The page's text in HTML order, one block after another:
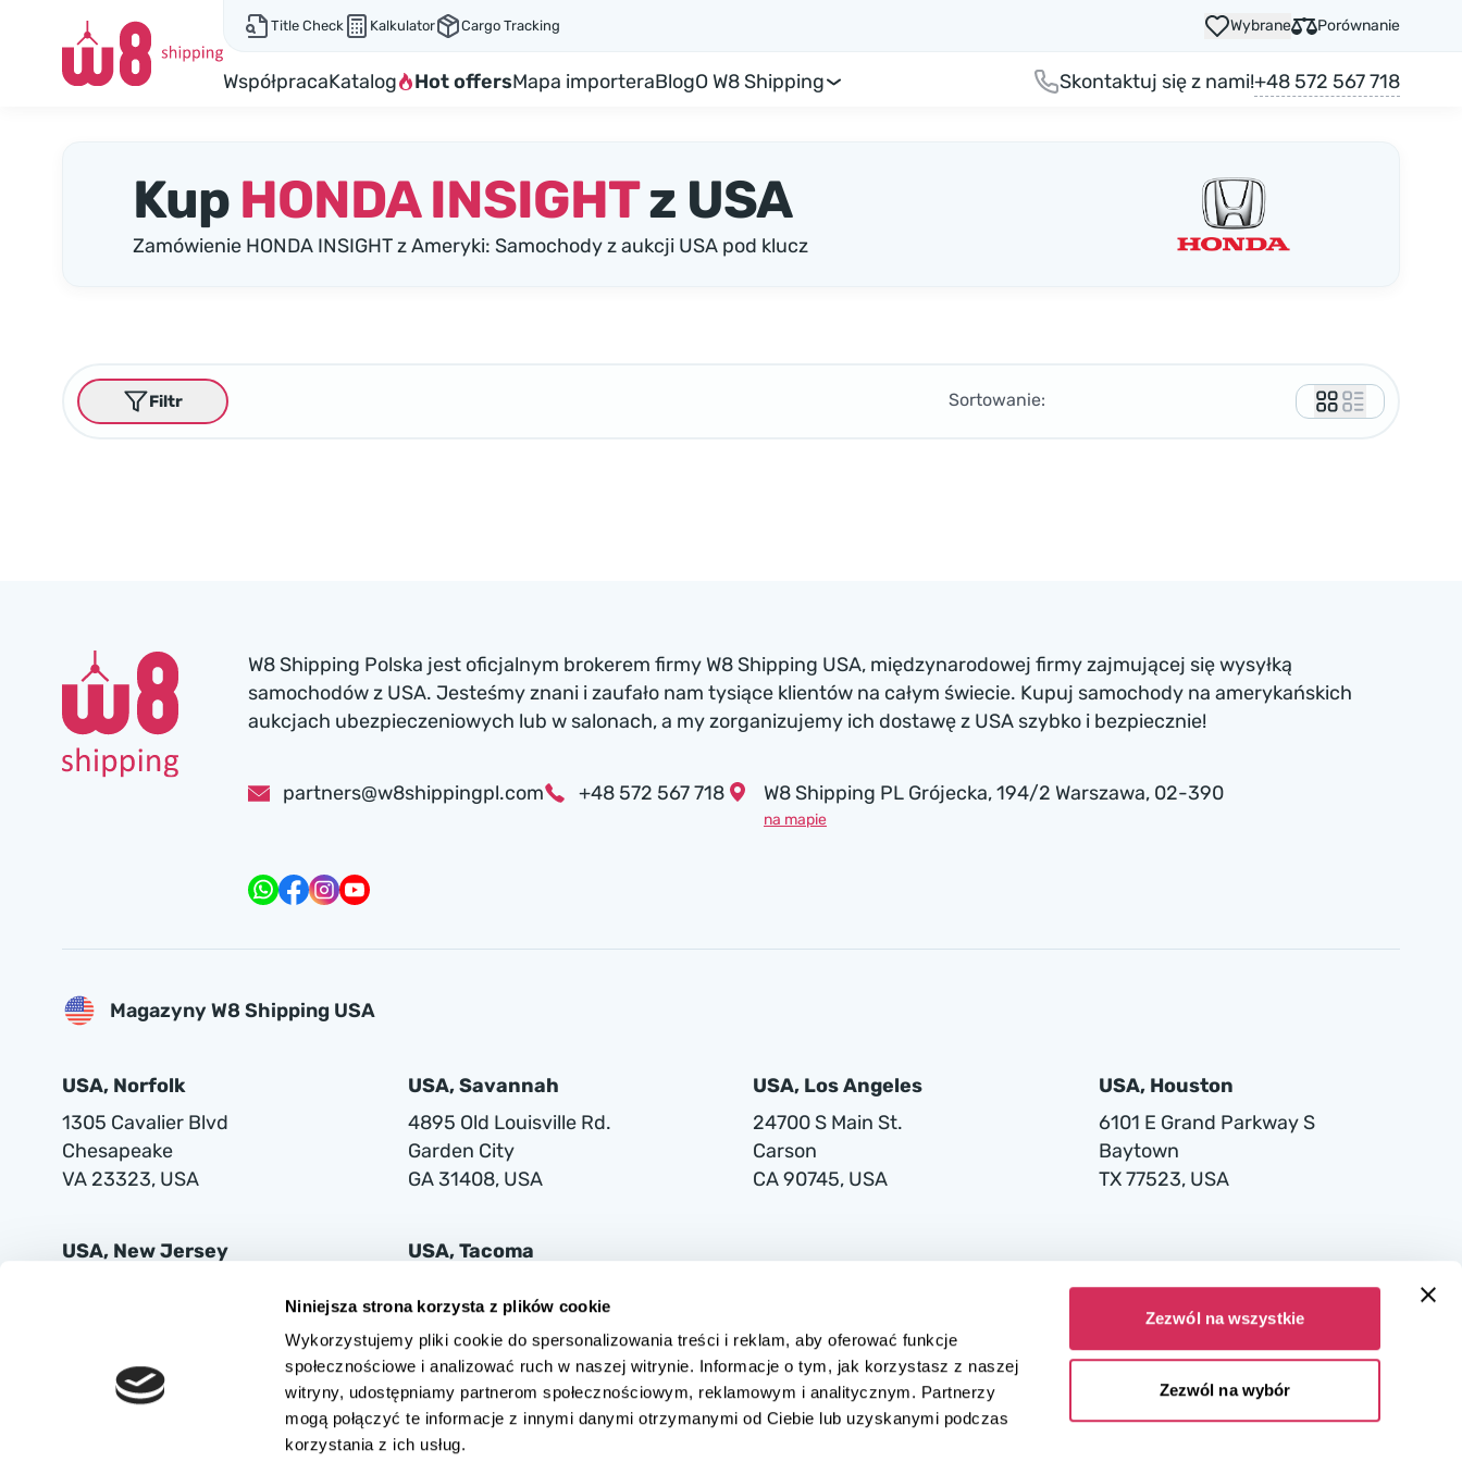
Niniejsza strona korzysta z plików cookie
Wykorzystujemy pliki cookie do spersonalizowania treści i reklam, aby oferować funkcje
społecznościowe i analizować ruch w naszej witrynie. Informacje o tym, jak korzystasz z naszej
witryny, udostępniamy partnerom społecznościowym, reklamowym i analitycznym. Partnerzy
mogą połączyć te informacje z innymi danymi otrzymanymi od Ciebie lub uzyskanymi podczas
korzystania z ich usług.
Zezwól na wszystkie
Zezwól na wybór
Title Check Kalkulator Cargo Tracking Wybrane Porównanie
WspółpracaKatalog Hot offersMapa importeraBlogO W8 Shipping Skontaktuj się z nami!+48 572 567 718
Kup HONDA INSIGHTz USA
Zamówienie HONDA INSIGHT z Ameryki: Samochody z aukcji USA pod klucz
Sortowanie:
Filtr
W8 Shipping Polska jest oficjalnym brokerem firmy W8 Shipping USA, międzynarodowej firmy zajmującej się wysyłką
samochodów z USA. Jesteśmy znani i zaufało nam tysiące klientów na całym świecie. Kupuj samochody na amerykańskich
aukcjach ubezpieczeniowych lub w salonach, a my zorganizujemy ich dostawę z USA szybko i bezpiecznie!
partners@w8shippingpl.com +48 572 567 718 W8 Shipping PL Grójecka , 194/2 Warszawa, 02-390
na mapie
Magazyny W8 Shipping USA
USA, Norfolk
1305 Cavalier Blvd
Chesapeake
VA 23323, USA
USA, Savannah
4895 Old Louisville Rd.
Garden City
GA 31408, USA
USA, Los Angeles
24700 S Main St.
Carson
CA 90745, USA
USA, Houston
6101 E Grand Parkway S
Baytown
TX 77523, USA
USA, New Jersey
USA, Tacoma
Tacoma
WA 98421